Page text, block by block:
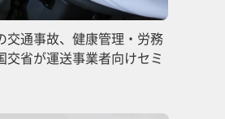
交通事故、健康管理・労務
省が運送事業者向けセミ